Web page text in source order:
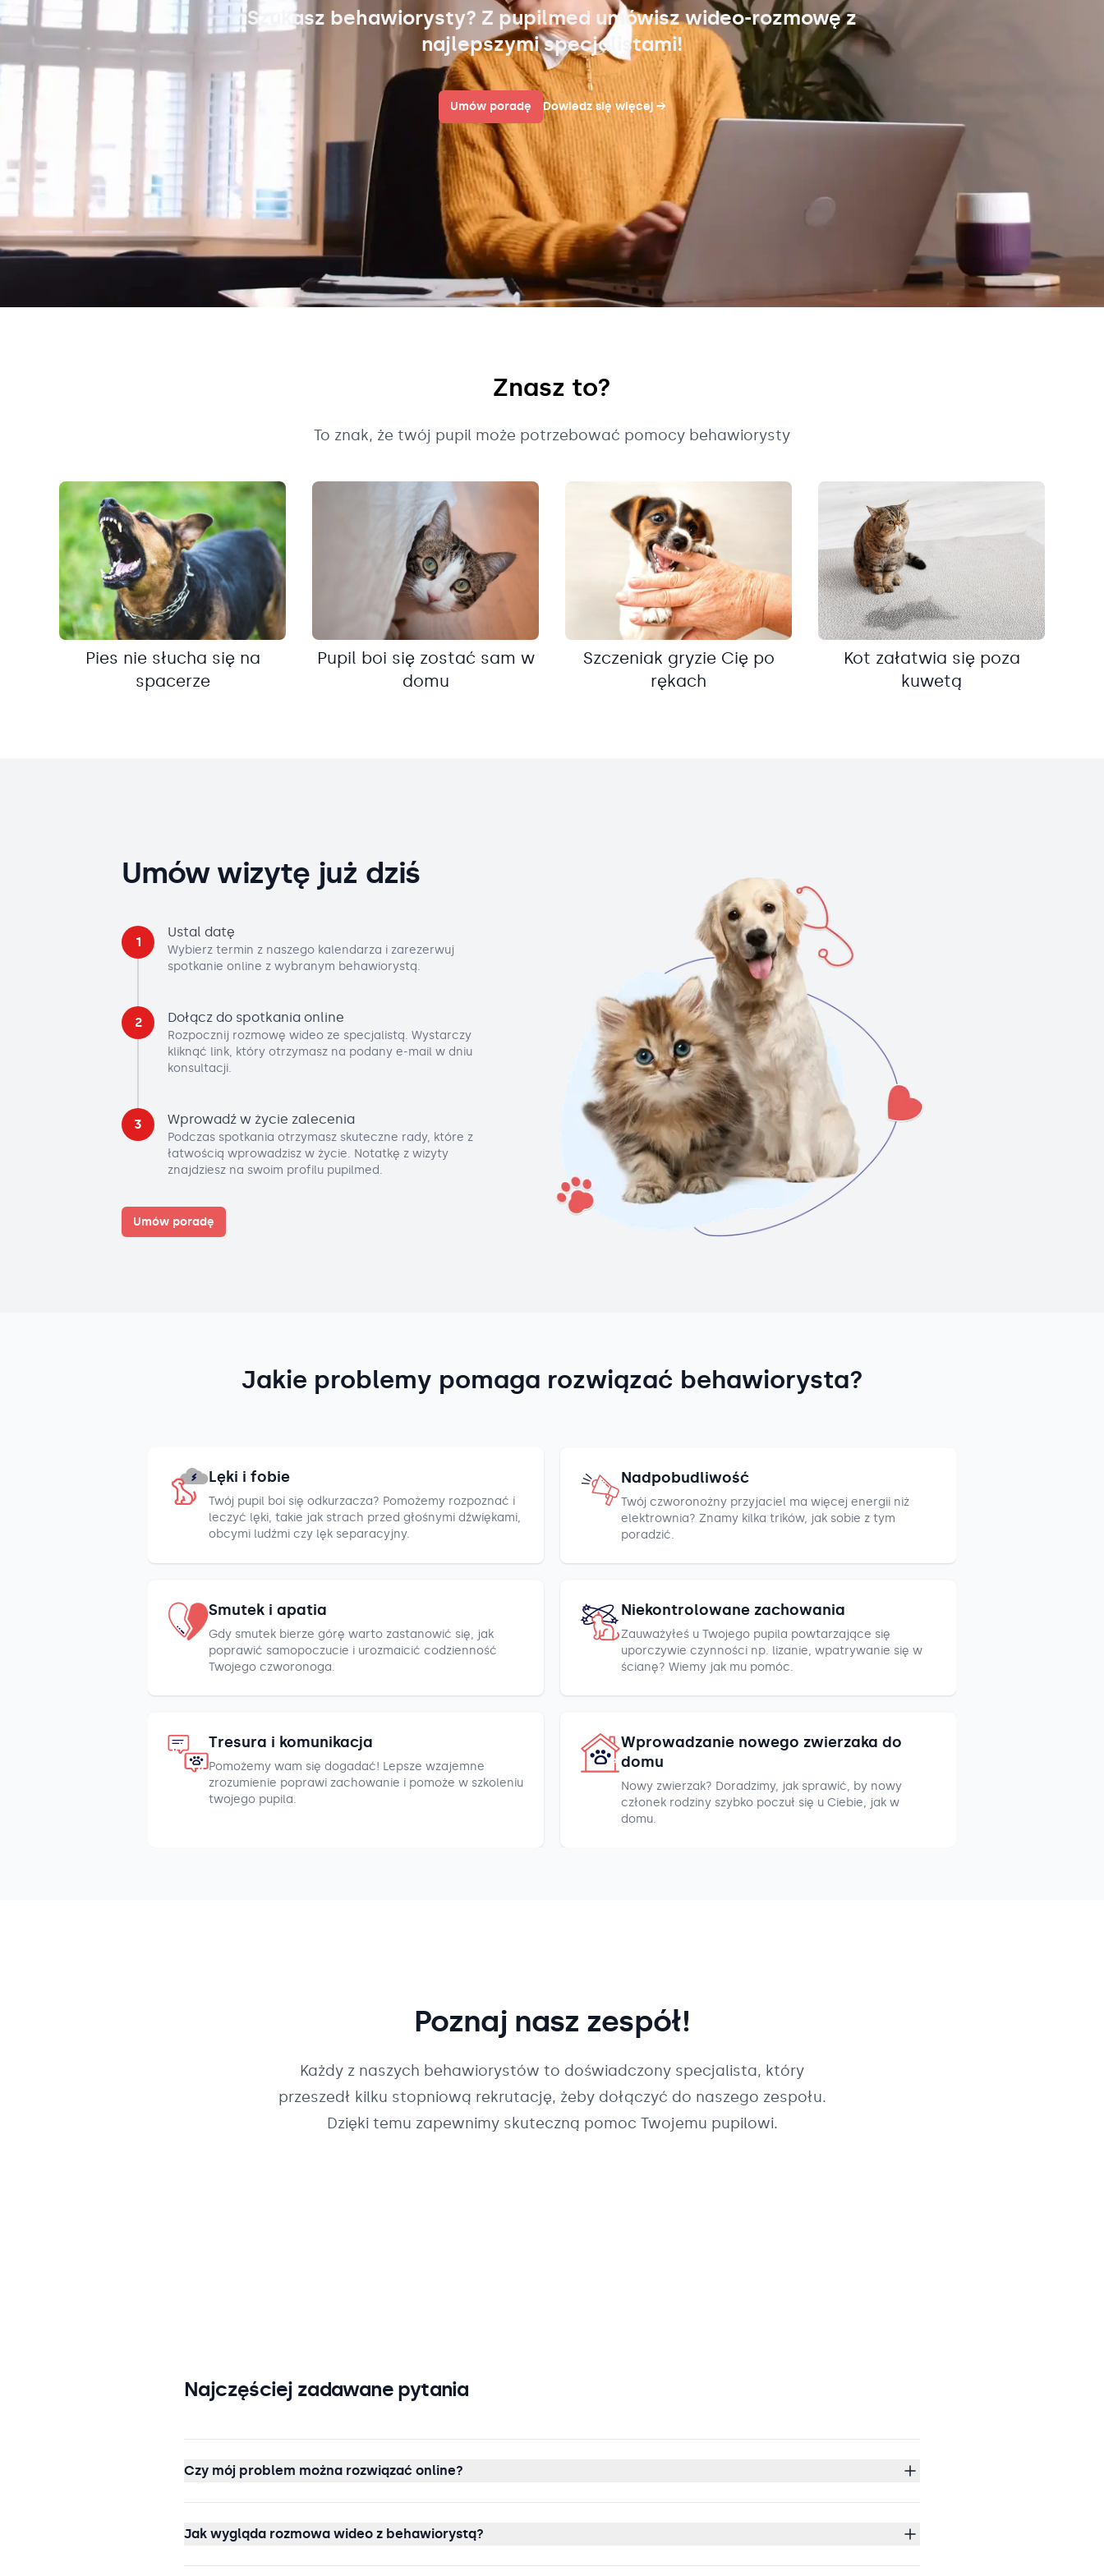
Szukasz behawiorysty? Z pupilmed umówisz wideo-rozmowę z
najlepszymi specjalistami!
Umów poradę Dowiedz się więcej →
Znasz to?
To znak, że twój pupil może potrzebować pomocy behawiorysty
Pies nie słucha się na
spacerze
Pupil boi się zostać sam w
domu
Szczeniak gryzie Cię po
rękach
Kot załatwia się poza
kuwetą
Umów wizytę już dziś
1
Ustal datę
Wybierz termin z naszego kalendarza i zarezerwuj
spotkanie online z wybranym behawiorystą.
2 Dołącz do spotkania online
Rozpocznij rozmowę wideo ze specjalistą. Wystarczy
kliknąć link, który otrzymasz na podany e-mail w dniu
konsultacji.
3 Wprowadź w życie zalecenia
Podczas spotkania otrzymasz skuteczne rady, które z
łatwością wprowadzisz w życie. Notatkę z wizyty
znajdziesz na swoim profilu pupilmed.
Umów poradę
Jakie problemy pomaga rozwiązać behawiorysta?
Lęki i fobie
Twój pupil boi się odkurzacza? Pomożemy rozpoznać i
leczyć lęki, takie jak strach przed głośnymi dźwiękami,
obcymi ludźmi czy lęk separacyjny.
Nadpobudliwość
Twój czworonożny przyjaciel ma więcej energii niż
elektrownia? Znamy kilka trików, jak sobie z tym
poradzić.
Smutek i apatia
Gdy smutek bierze górę warto zastanowić się, jak
poprawić samopoczucie i urozmaicić codzienność
Twojego czworonoga.
Niekontrolowane zachowania
Zauważyłeś u Twojego pupila powtarzające się
uporczywie czynności np. lizanie, wpatrywanie się w
ścianę? Wiemy jak mu pomóc.
Tresura i komunikacja
Pomożemy wam się dogadać! Lepsze wzajemne
zrozumienie poprawi zachowanie i pomoże w szkoleniu
twojego pupila.
Wprowadzanie nowego zwierzaka do
domu
Nowy zwierzak? Doradzimy, jak sprawić, by nowy
członek rodziny szybko poczuł się u Ciebie, jak w
domu.
Poznaj nasz zespół!
Każdy z naszych behawiorystów to doświadczony specjalista, który
przeszedł kilku stopniową rekrutację, żeby dołączyć do naszego zespołu.
Dzięki temu zapewnimy skuteczną pomoc Twojemu pupilowi.
Najczęściej zadawane pytania
Czy mój problem można rozwiązać online?
Jak wygląda rozmowa wideo z behawiorystą?